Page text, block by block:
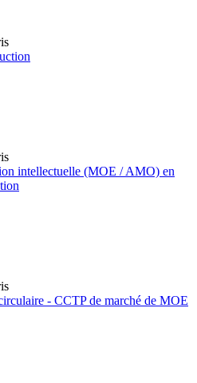
intellectuelle (MOE / AMO) en
- CCTP de marché de MOE